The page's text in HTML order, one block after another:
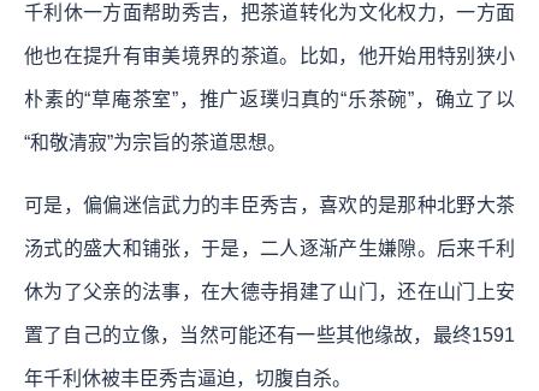
千利休一方面帮助秀吉，把茶道转化为文化权力，一方面
他也在提升有审美境界的茶道。比如，他开始用特别狭小
朴素的“草庵茶室”，推广返璞归真的“乐茶碗”，确立了以
“和敬清寂”为宗旨的茶道思想。
可是，偏偏迷信武力的丰臣秀吉，喜欢的是那种北野大茶
汤式的盛大和铺张，于是，二人逐渐产生嫌隙。后来千利
休为了父亲的法事，在大德寺捐建了山门，还在山门上安
置了自己的立像，当然可能还有一些其他缘故，最终1591
年千利休被丰臣秀吉逼迫，切腹自杀。